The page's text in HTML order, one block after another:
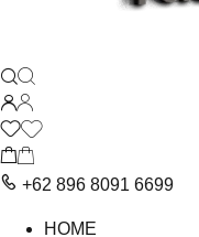
+62 896 8091 6699
HOME